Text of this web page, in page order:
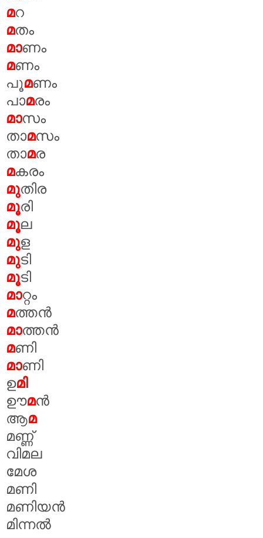
മറ
മതം
മാണം
മണം
പൂമണം
പാമരം
മാസം
താമസം
താമര
മകരം
മുതിര
മൂരി
മൂല
മുള
മുടി
മൂടി
മാറ്റം
മത്തൻ
മാത്തൻ
മണി
മാണി
ഉമി
ഊമൻ
ആമ
മണ്ണ്
വിമല
മേശ
മണി
മണിയൻ
മിന്നൽ